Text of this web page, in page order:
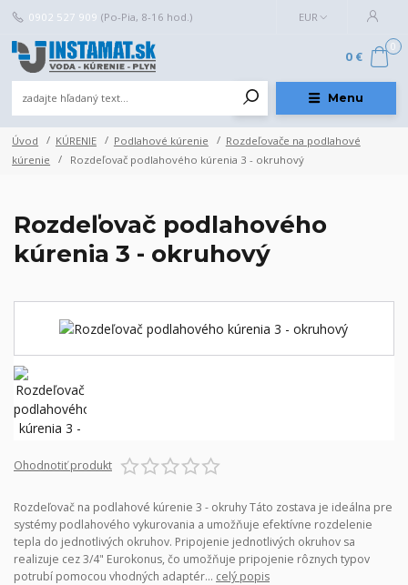
Menu
EUR
0902 527 909 (Po-Pia, 8-16 hod.)
0
0 €
Úvod KÚRENIE Podlahové kúrenie
Rozdeľovače na podlahové
kúrenie
Rozdeľovač podlahového kúrenia 3 - okruhový
Rozdeľovač podlahového
kúrenia 3 - okruhový
Ohodnotiť produkt
Rozdeľovač na podlahové kúrenie 3 - okruhy Táto zostava je ideálna pre
systémy podlahového vykurovania a umožňuje efektívne rozdelenie
tepla do jednotlivých okruhov. Pripojenie jednotlivých okruhov sa
realizuje cez 3/4" Eurokonus, čo umožňuje pripojenie rôznych typov
potrubí pomocou vhodných adaptér... celý popis